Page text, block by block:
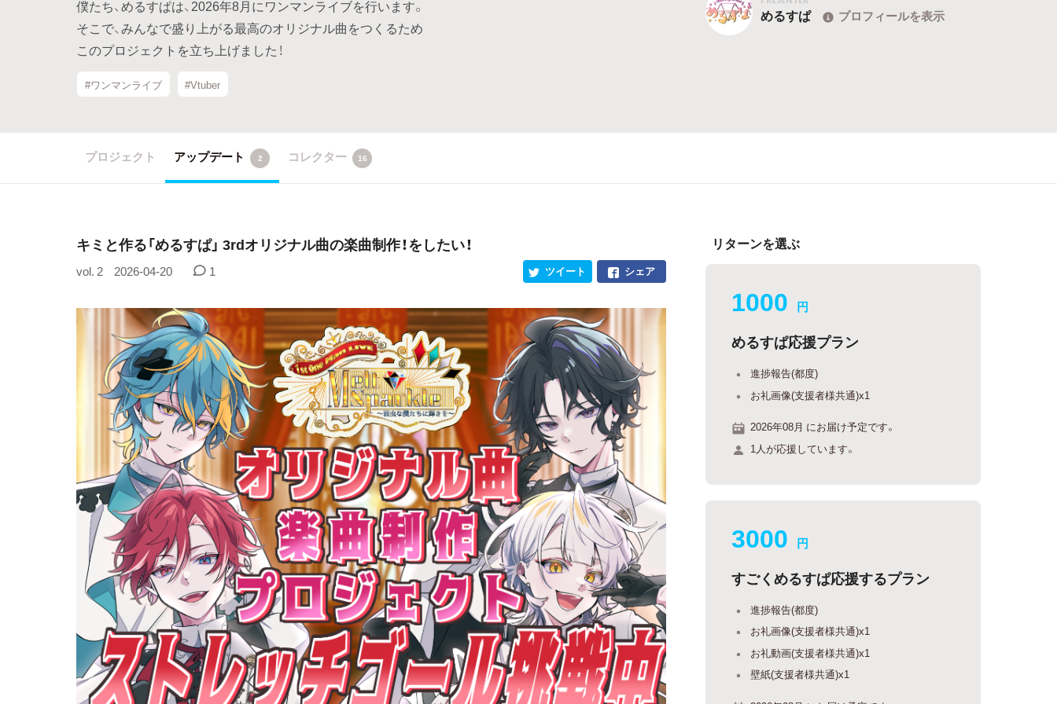
僕たち、めるすぱは、2026年8月にワンマンライブを行います。
そこで、みんなで盛り上がる最高のオリジナル曲をつくるため
このプロジェクトを立ち上げました！
#ワンマンライブ #Vtuber
めるすぱ プロフィールを表示
プロジェクト アップデート 2 コレクター 16
キミと作る「めるすぱ」 3rdオリジナル曲の楽曲制作！をしたい！
vol. 2 2026-04-20 1 シェア
ツイート
リターンを選ぶ
1000 円
めるすぱ応援プラン
進捗報告(都度)
お礼画像(支援者様共通)x1
2026年08月 にお届け予定です。
1人が応援しています。
3000 円
すごくめるすぱ応援するプラン
進捗報告(都度)
お礼画像(支援者様共通)x1
お礼動画(支援者様共通)x1
壁紙(支援者様共通)x1